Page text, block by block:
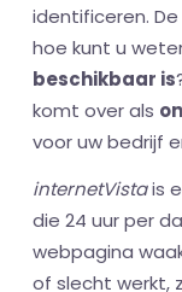
identificeren.
hoe kunt u
beschikbaar is
komt over als
voor uw bedrijf
internetVistais
die 24 uur per
webpagina
of slecht werkt,